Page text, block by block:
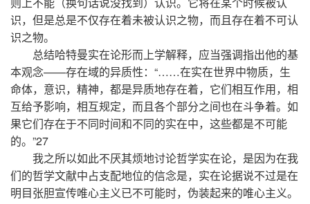
识，但是总是不仅存在着未被认识之物，而且存在着不可认
识之物。
总结哈特曼实在论形而上学解释，应当强调指出他的基
本观念——存在域的异质性：“……在实在世界中物质，生
命体，意识，精神，都是异质地存在着，它们相互作用，相
互给予影响，相互规定，而且各个部分之间也在斗争着。如
果它们存在于不同时间和不同的实在中，这些都是不可能
的。”27
我之所以如此不厌其烦地讨论哲学实在论，是因为在我
们的哲学文献中占支配地位的信念是，实在论据说不过是在
明目张胆宣传唯心主义已不可能时，伪装起来的唯心主义。